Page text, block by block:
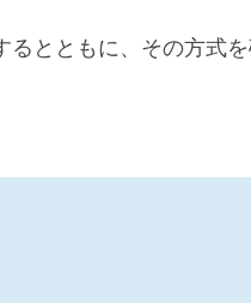
とともに、その方式